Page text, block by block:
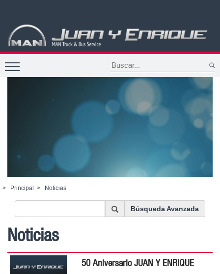
> Principal > Noticias
Búsqueda Avanzada
Noticias
50 Aniversario JUAN Y ENRIQUE